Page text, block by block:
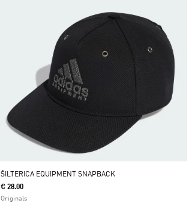
ŠILTERICA EQUIPMENT SNAPBACK
€ 28.00
Originals